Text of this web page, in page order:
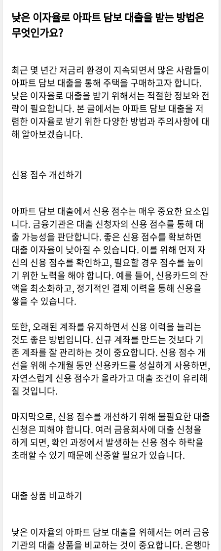
낮은 이자율로 아파트 담보 대출을 받는 방법은
무엇인가요?
최근 몇 년간 저금리 환경이 지속되면서 많은 사람들이
아파트 담보 대출을 통해 주택을 구매하고자 합니다.
낮은 이자율로 대출을 받기 위해서는 적절한 정보와 전
략이 필요합니다. 본 글에서는 아파트 담보 대출을 저
렴한 이자율로 받기 위한 다양한 방법과 주의사항에 대
해 알아보겠습니다.
신용 점수 개선하기
아파트 담보 대출에서 신용 점수는 매우 중요한 요소입
니다. 금융기관은 대출 신청자의 신용 점수를 통해 대
출 가능성을 판단합니다. 좋은 신용 점수를 확보하면
대출 이자율이 낮아질 수 있습니다. 이를 위해 먼저 자
신의 신용 점수를 확인하고, 필요할 경우 점수를 높이
기 위한 노력을 해야 합니다. 예를 들어, 신용카드의 잔
액을 최소화하고, 정기적인 결제 이력을 통해 신용을
쌓을 수 있습니다.
또한, 오래된 계좌를 유지하면서 신용 이력을 늘리는
것도 좋은 방법입니다. 신규 계좌를 만드는 것보다 기
존 계좌를 잘 관리하는 것이 중요합니다. 신용 점수 개
선을 위해 수개월 동안 신용카드를 성실하게 사용하면,
자연스럽게 신용 점수가 올라가고 대출 조건이 유리해
질 것입니다.
마지막으로, 신용 점수를 개선하기 위해 불필요한 대출
신청은 피해야 합니다. 여러 금융회사에 대출 신청을
하게 되면, 확인 과정에서 발생하는 신용 점수 하락을
초래할 수 있기 때문에 신중할 필요가 있습니다.
대출 상품 비교하기
낮은 이자율의 아파트 담보 대출을 위해서는 여러 금융
기관의 대출 상품을 비교하는 것이 중요합니다. 은행마